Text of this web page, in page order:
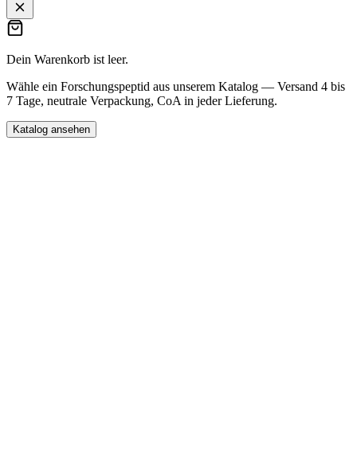
Dein Warenkorb ist leer.
Wähle ein Forschungspeptid aus unserem Katalog — Versand 4 bis
7 Tage, neutrale Verpackung, CoA in jeder Lieferung.
Katalog ansehen